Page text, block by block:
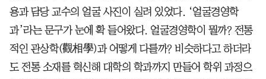
용과 담당 교수의 얼굴 사진이 실려 있었다. ‘얼굴경영학
과’라는 문구가 눈에 확 들어왔다. 얼굴경영학이 뭘까? 전통
적인 관상학(觀相學)과 어떻게 다를까? 비슷하다고 하더라
도 전통 소재를 혁신해 대학의 학과까지 만들어 학위 과정으